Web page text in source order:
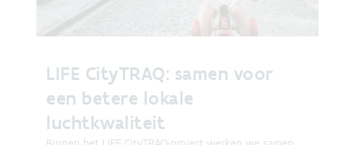
LIFE CityTRAQ: samen voor
een betere lokale
luchtkwaliteit